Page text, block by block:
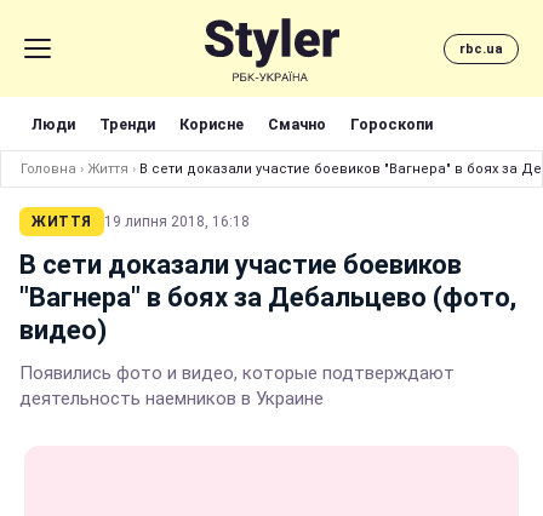
rbc.ua
Люди Тренди Корисне Смачно Гороскопи
Головна › Життя › В сети доказали участие боевиков "Вагнера" в боях за
ЖИТТЯ 19 липня 2018, 16:18
В сети доказали участие боевиков
"Вагнера" в боях за Дебальцево (фото,
видео)
Появились фото и видео, которые подтверждают
деятельность наемников в Украине